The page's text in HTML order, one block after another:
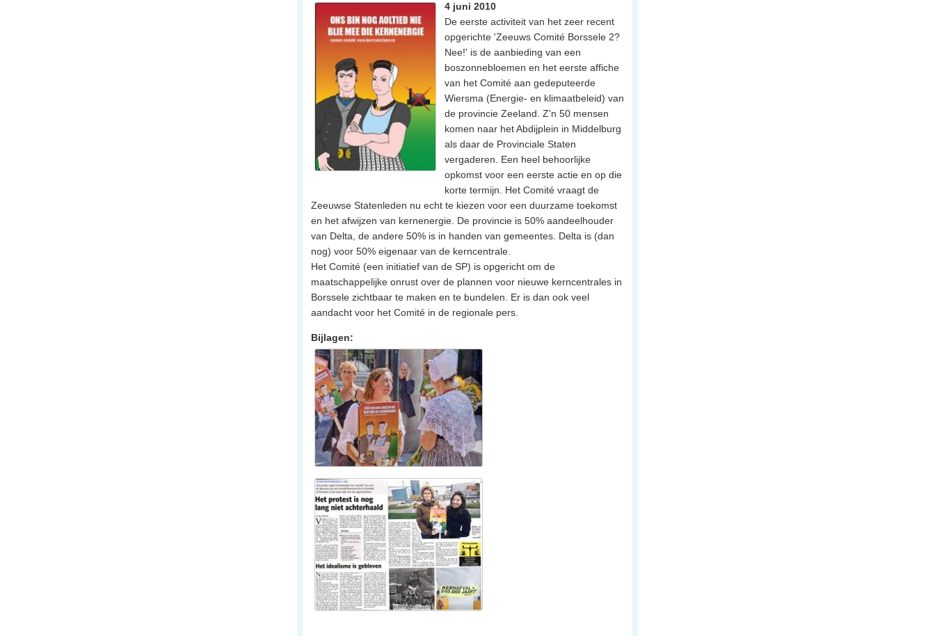
4 juni 2010
De eerste activiteit van het zeer recent
opgerichte 'Zeeuws Comité Borssele 2?
Nee!' is de aanbieding van een
boszonnebloemen en het eerste affiche
van het Comité aan gedeputeerde
Wiersma (Energie- en klimaatbeleid) van
de provincie Zeeland. Z'n 50 mensen
komen naar het Abdijplein in Middelburg
als daar de Provinciale Staten
vergaderen. Een heel behoorlijke
opkomst voor een eerste actie en op die
korte termijn. Het Comité vraagt de
Zeeuwse Statenleden nu echt te kiezen voor een duurzame toekomst
en het afwijzen van kernenergie. De provincie is 50% aandeelhouder
van Delta, de andere 50% is in handen van gemeentes. Delta is (dan
nog) voor 50% eigenaar van de kerncentrale.
Het Comité (een initiatief van de SP) is opgericht om de
maatschappelijke onrust over de plannen voor nieuwe kerncentrales in
Borssele zichtbaar te maken en te bundelen. Er is dan ook veel
aandacht voor het Comité in de regionale pers.
Bijlagen: